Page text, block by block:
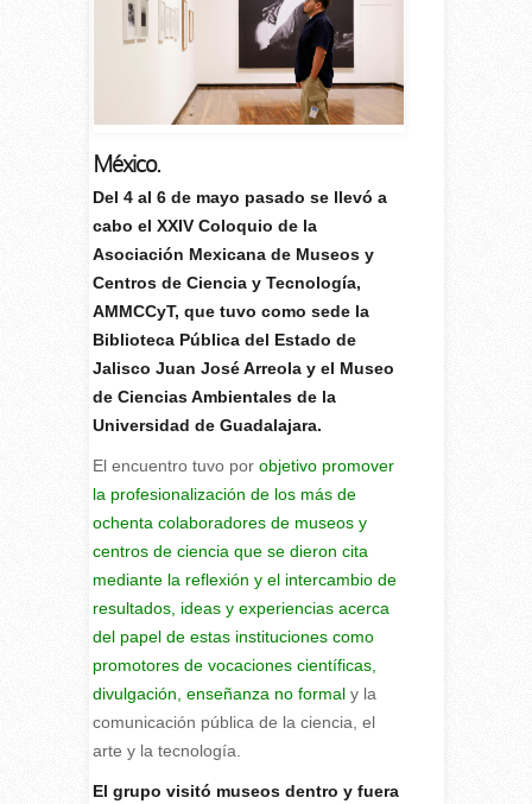
México.
Del 4 al 6 de mayo pasado se llevó a
cabo el XXIV Coloquio de la
Asociación Mexicana de Museos y
Centros de Ciencia y Tecnología,
AMMCCyT, que tuvo como sede la
Biblioteca Pública del Estado de
Jalisco Juan José Arreola y el Museo
de Ciencias Ambientales de la
Universidad de Guadalajara.
El encuentro tuvo por objetivo promover
la profesionalización de los más de
ochenta colaboradores de museos y
centros de ciencia que se dieron cita
mediante la reflexión y el intercambio de
resultados, ideas y experiencias acerca
del papel de estas instituciones como
promotores de vocaciones científicas,
divulgación, enseñanza no formaly la
comunicación pública de la ciencia, el
arte y la tecnología.
El grupo visitó museos dentro y fuera